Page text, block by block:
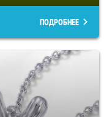
ПОДРОБНЕЕ